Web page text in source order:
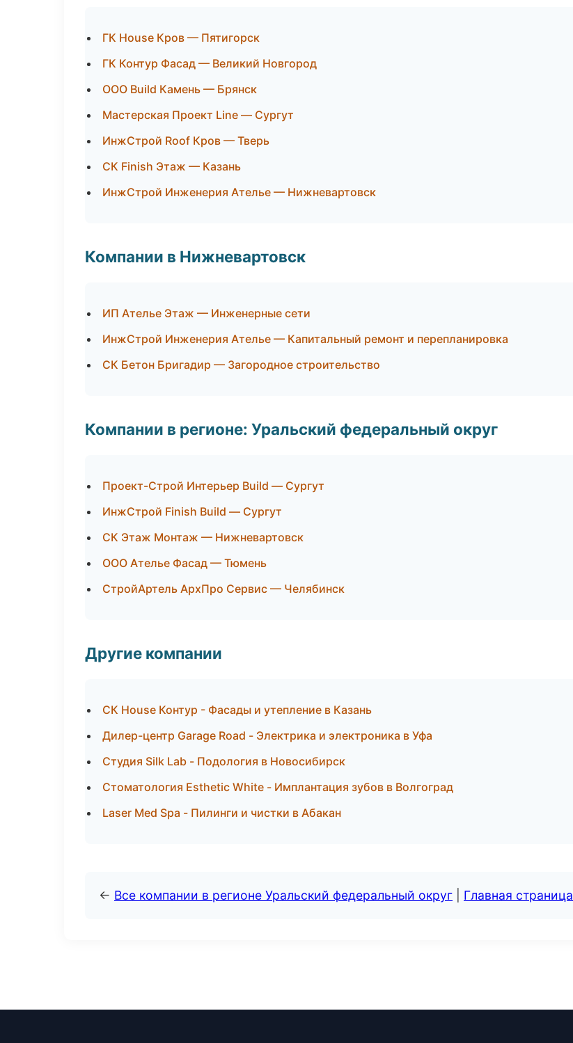
ГК House Кров — Пятигорск
ГК Контур Фасад — Великий Новгород
ООО Build Камень — Брянск
Мастерская Проект Line — Сургут
ИнжСтрой Roof Кров — Тверь
СК Finish Этаж — Казань
ИнжСтрой Инженерия Ателье — Нижневартовск
Компании в Нижневартовск
ИП Ателье Этаж — Инженерные сети
ИнжСтрой Инженерия Ателье — Капитальный ремонт и перепланировка
СК Бетон Бригадир — Загородное строительство
Компании в регионе: Уральский федеральный округ
Проект-Строй Интерьер Build — Сургут
ИнжСтрой Finish Build — Сургут
СК Этаж Монтаж — Нижневартовск
ООО Ателье Фасад — Тюмень
СтройАртель АрхПро Сервис — Челябинск
Другие компании
СК House Контур - Фасады и утепление в Казань
Дилер-центр Garage Road - Электрика и электроника в Уфа
Студия Silk Lab - Подология в Новосибирск
Стоматология Esthetic White - Имплантация зубов в Волгоград
Laser Med Spa - Пилинги и чистки в Абакан
← Все компании в регионе Уральский федеральный округ Главная страница